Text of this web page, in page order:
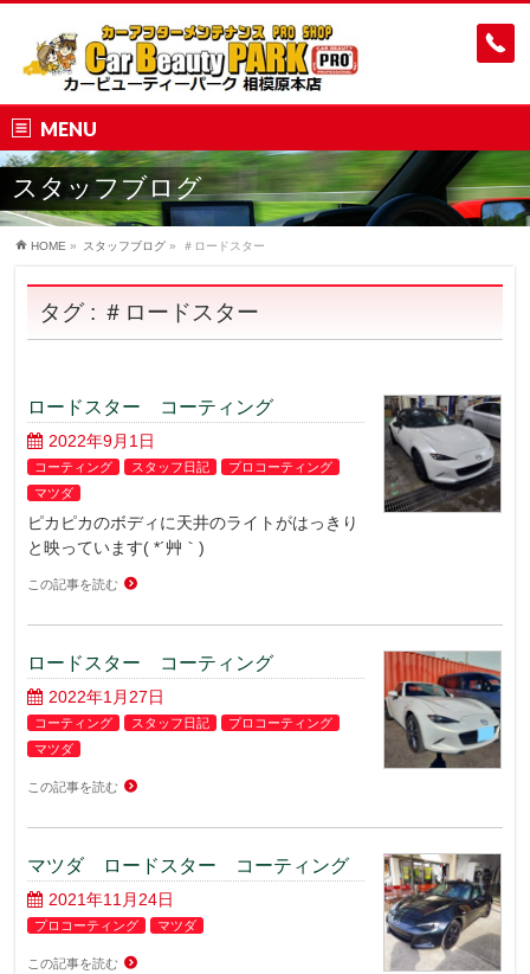
MENU
スタッフブログ
HOME » スタッフブログ » ＃ロードスター
タグ : ＃ロードスター
ロードスター コーティング
2022年9月1日
コーティング スタッフ日記
プロコーティング
マツダ
ピカピカのボディに天井のライトがはっきり
と映っています( *´艸｀)
この記事を読む
ロードスター コーティング
2022年1月27日
コーティング スタッフ日記
プロコーティング
マツダ
この記事を読む
マツダ ロードスター コーティング
2021年11月24日
プロコーティング マツダ
この記事を読む